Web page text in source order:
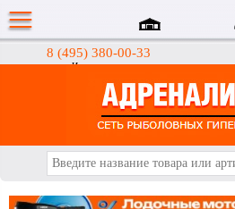
8 (495) 380-00-33
Интернет-магазин